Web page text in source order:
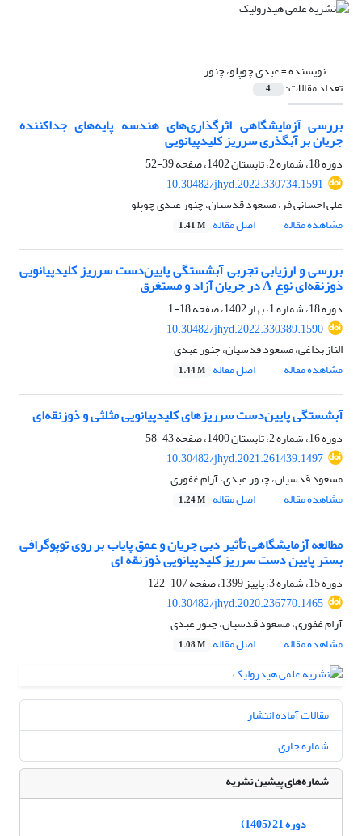
نویسنده =عبدی چوپلو، چنور
تعداد مقالات: 4
بررسی آزمایشگاهی اثرگذاری‌های هندسه پایه‌های جداکننده
جریان بر آبگذری سرریز کلیدپیانویی
دوره 18، شماره 2، تابستان 1402، صفحه
39-52
10.30482/jhyd.2022.330734.1591
علی احسانی فر، مسعود قدسیان، چنور عبدی چوپلو
مشاهده مقاله
اصل مقاله 1.41 M
بررسی و ارزیابی تجربی آبشستگی پایین‌دست سرریز کلیدپیانویی
ذوزنقه‌ای نوع A در جریان آزاد و مستغرق
دوره 18، شماره 1، بهار 1402، صفحه
18-1
10.30482/jhyd.2022.330389.1590
الناز بداغی، مسعود قدسیان، چنور عبدی
مشاهده مقاله
اصل مقاله 1.44 M
آبشستگی پایین‌دست سرریزهای کلید‌پیانویی مثلثی و ذوزنقه‌ای
دوره 16، شماره 2، تابستان 1400، صفحه
43-58
10.30482/jhyd.2021.261439.1497
مسعود قدسیان، چنور عبدی، آرام غفوری
مشاهده مقاله
اصل مقاله 1.24 M
مطالعه آزمایشگاهی تأثیر دبی جریان و عمق پایاب بر روی توپوگرافی
بستر پایین دست سرریز کلیدپیانویی ذوزنقه ای
دوره 15، شماره 3، پاییز 1399، صفحه
107-122
10.30482/jhyd.2020.236770.1465
آرام غفوری، مسعود قدسیان، چنور عبدی
مشاهده مقاله
اصل مقاله 1.08 M
مقالات آماده انتشار
شماره جاری
شماره‌های پیشین نشریه
دوره 21 (1405)